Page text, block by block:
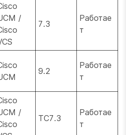
/
7.3
Работае
т
9.2
Работае
т
/
TC7.3
Работае
т